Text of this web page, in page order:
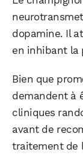
dopamine. Il
en inhibant la
Bien que
demandent à
cliniques
avant de
traitement de